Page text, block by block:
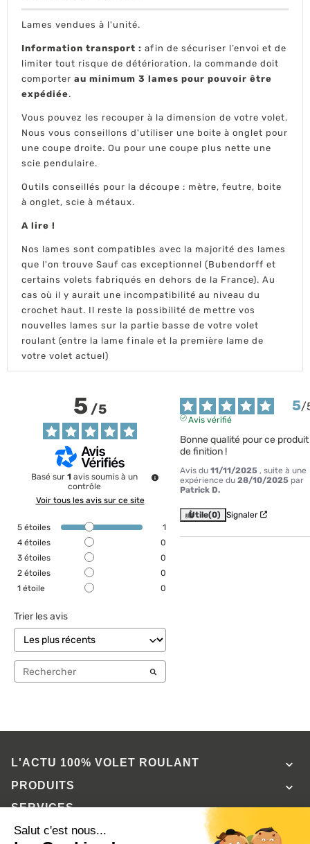
Lames vendues à l'unité.
Information transport : afin de sécuriser l’envoi et de
limiter tout risque de détérioration, la commande doit
comporter au minimum 3 lames pour pouvoir être
expédiée.
Vous pouvez les recouper à la dimension de votre volet.
Nous vous conseillons d'utiliser une boite à onglet pour
une coupe droite. Ou pour une coupe plus nette une
scie pendulaire.
Outils conseillés pour la découpe : mètre, feutre, boite
à onglet, scie à métaux.
A lire !
Nos lames sont compatibles avec la majorité des lames
que l'on trouve Sauf cas exceptionnel (Bubendorff et
certains volets fabriqués en dehors de la France). Au
cas où il y aurait une incompatibilité au niveau du
crochet haut. Il reste la possibilité de mettre vos
nouvelles lames sur la partie basse de votre volet
roulant (entre la lame finale et la première lame de
votre volet actuel)
5/5
Basé sur1 avis soumis à un
contrôle
Voir tous les avis sur ce site
5 étoiles
1
4 étoiles
0
3 étoiles
0
2 étoiles
0
1 étoile 0
Trier les avis
5/
Avis vérifié
Bonne qualité pour ce produit
de finition !
Avis du 11/11/2025 , suite à une
expérience du 28/10/2025 par
Patrick D.
Utile(0) Signaler
L'ACTU 100%VOLET ROULANT 
PRODUITS 
SERVICES 
INFORMATIONS